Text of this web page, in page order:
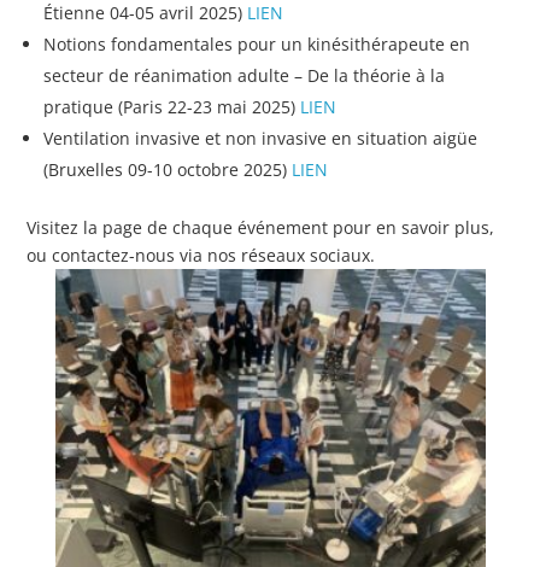
Étienne 04-05 avril 2025) LIEN
Notions fondamentales pour un kinésithérapeute en
secteur de réanimation adulte – De la théorie à la
pratique (Paris 22-23 mai 2025) LIEN
Ventilation invasive et non invasive en situation aigüe
(Bruxelles 09-10 octobre 2025) LIEN
Visitez la page de chaque événement pour en savoir plus,
ou contactez-nous via nos réseaux sociaux.